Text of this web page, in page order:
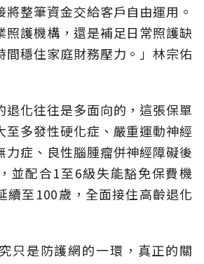
將整筆資金交給客戶自由運用。
照護機構，還是補足日常照護缺
間穩住家庭財務壓力。」林宗佑
退化往往是多面向的，這張保單
至多發性硬化症、嚴重運動神經
力症、良性腦腫瘤併神經障礙後
並配合1至6級失能豁免保費機
續至100歲，全面接住高齡退化
只是防護網的一環，真正的關